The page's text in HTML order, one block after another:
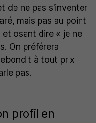
de ne pas s'inventer
mais pas au point
osant dire « je ne
On préférera
à tout prix
pas.
profil en